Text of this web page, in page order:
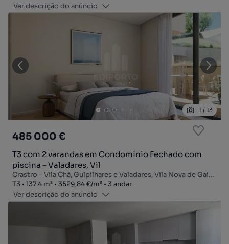
Ver descrição do anúncio
1 / 13
485 000 €
T3 com 2 varandas em Condomínio Fechado com
piscina – Valadares, Vil
Crastro - Vila Chã, Gulpilhares e Valadares, Vila Nova de Gaia, Porto
Tipologia
T3
Zona137.4 m²
Preço por metro quadrado
3529,84 €/m²
Andar
3 andar
Ver descrição do anúncio